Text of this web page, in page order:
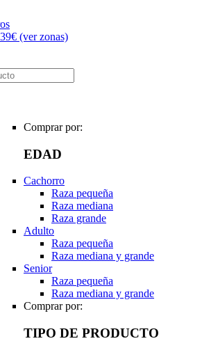
(ver zonas)
Comprar por:
EDAD
Cachorro
Raza pequeña
Raza mediana
Raza grande
Adulto
Raza pequeña
Raza mediana y grande
Senior
Raza pequeña
Raza mediana y grande
Comprar por:
TIPO DE PRODUCTO